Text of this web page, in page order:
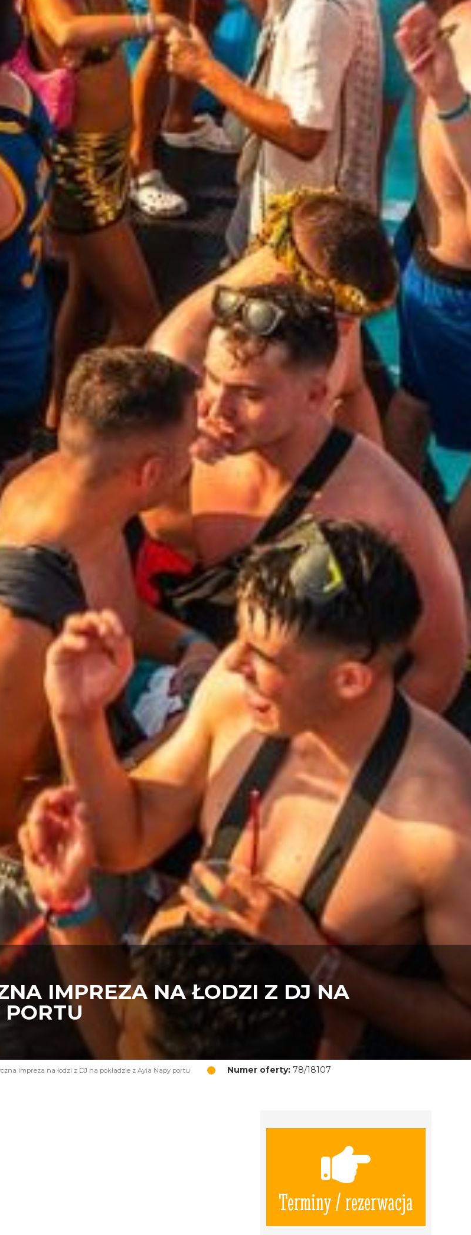
IMPREZA NA ŁODZI Z DJ NA
impreza na łodzi z DJ na pokładzie z Ayia Napy portu Numer oferty:78/18107
Terminy / rezerwacja